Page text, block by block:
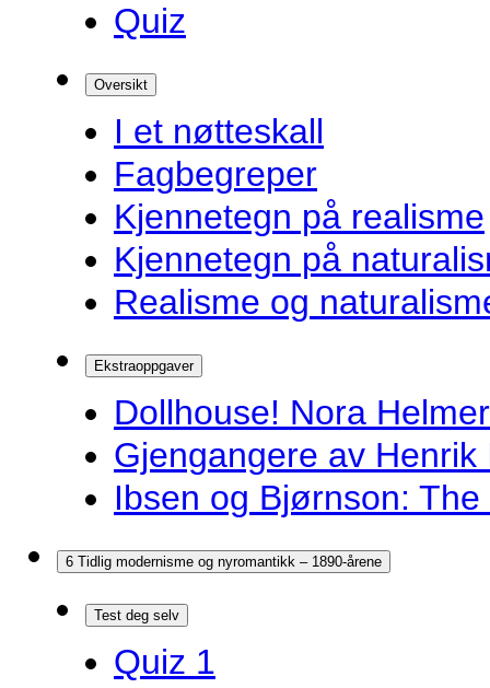
Quiz
Oversikt
I et nøtteskall
Fagbegreper
Kjennetegn på realisme
Kjennetegn på
Realisme og
Ekstraoppgaver
Dollhouse! Nora
Gjengangere av
Ibsen og Bjørnson:
6 Tidlig modernisme og nyromantikk – 1890-årene
Test deg selv
Quiz 1